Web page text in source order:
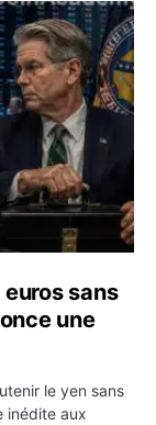
prévenir la
sans
une
le yen sans
inédite aux